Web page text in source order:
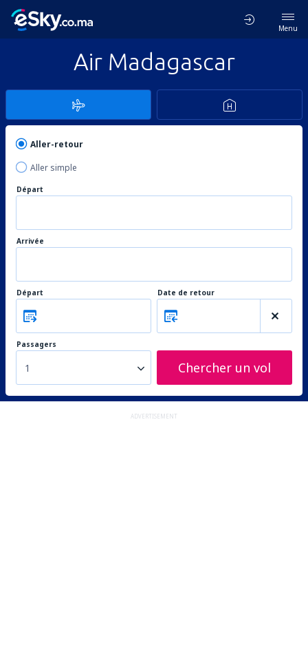
Menu
Air Madagascar
Aller-retour
Aller simple
Départ
Arrivée
Départ Date de retour
Passagers
1 Chercher un vol
ADVERTISEMENT